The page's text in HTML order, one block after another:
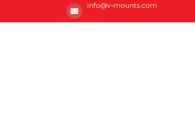
info@v-mounts.com